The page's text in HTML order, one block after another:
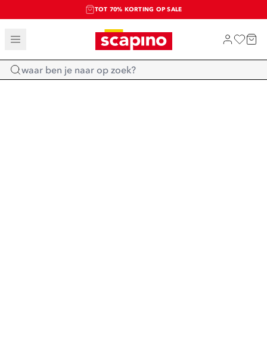
TOT 70% KORTING OP SALE
SALE: LAATSTE KANS!
SHOP NIEUW
Home